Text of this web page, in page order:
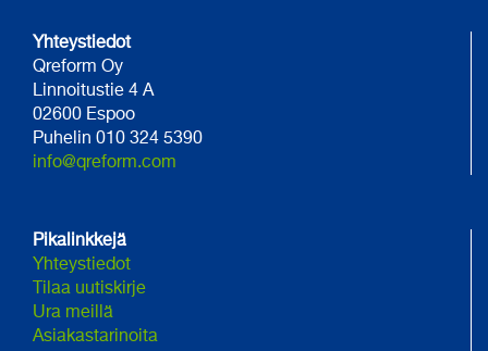
Yhteystiedot
Qreform Oy
Linnoitustie 4 A
02600 Espoo
Puhelin 010 324 5390
info@qreform.com
Pikalinkkejä
Yhteystiedot
Tilaa uutiskirje
Ura meillä
Asiakastarinoita